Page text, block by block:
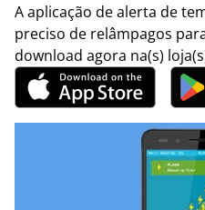
A aplicação de alerta de
preciso de relâmpagos
download agora na(s)